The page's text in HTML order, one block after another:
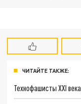
ЧИТАЙТЕ ТАКЖЕ:
Технофашисты XXI века